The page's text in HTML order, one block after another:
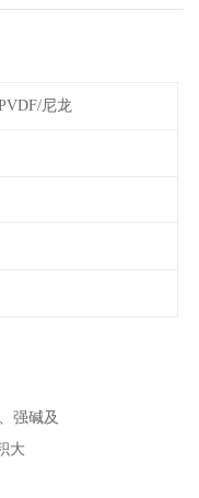
尼龙
、强碱及
积大
长